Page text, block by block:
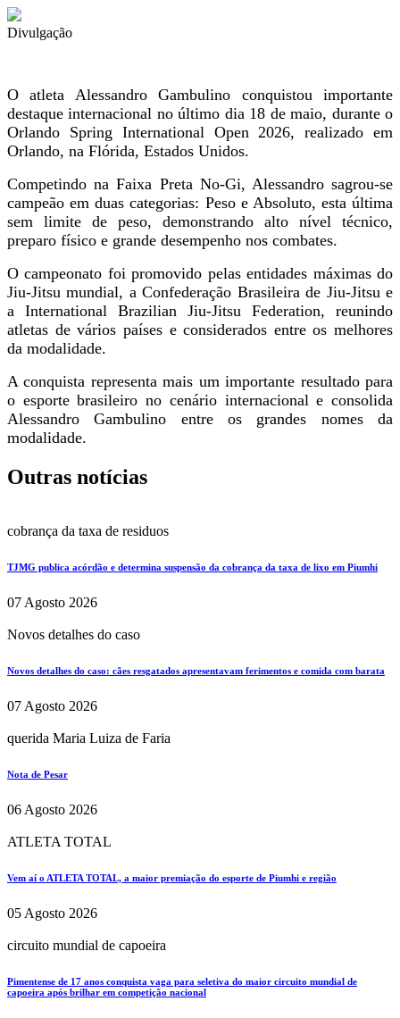
Divulgação
O atleta Alessandro Gambulino conquistou importante
destaque internacional no último dia 18 de maio, durante o
Orlando Spring International Open 2026, realizado em
Orlando, na Flórida, Estados Unidos.
Competindo na Faixa Preta No-Gi, Alessandro sagrou-se
campeão em duas categorias: Peso e Absoluto, esta última
sem limite de peso, demonstrando alto nível técnico,
preparo físico e grande desempenho nos combates.
O campeonato foi promovido pelas entidades máximas do
Jiu-Jitsu mundial, a Confederação Brasileira de Jiu-Jitsu e
a International Brazilian Jiu-Jitsu Federation, reunindo
atletas de vários países e considerados entre os melhores
da modalidade.
A conquista representa mais um importante resultado para
o esporte brasileiro no cenário internacional e consolida
Alessandro Gambulino entre os grandes nomes da
modalidade.
Outras notícias
cobrança da taxa de residuos
TJMG publica acórdão e determina suspensão da cobrança da taxa de lixo em Piumhi
07 Agosto 2026
Novos detalhes do caso
Novos detalhes do caso: cães resgatados apresentavam ferimentos e comida com barata
07 Agosto 2026
querida Maria Luiza de Faria
Nota de Pesar
06 Agosto 2026
ATLETA TOTAL
Vem aí o ATLETA TOTAL, a maior premiação do esporte de Piumhi e região
05 Agosto 2026
circuito mundial de capoeira
Pimentense de 17 anos conquista vaga para seletiva do maior circuito mundial de
capoeira após brilhar em competição nacional